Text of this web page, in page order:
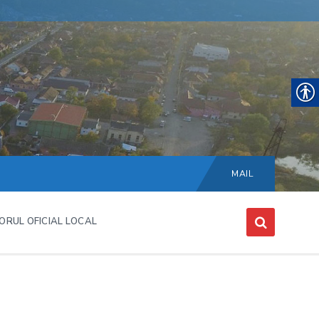
Choose
language:
MAIL
OFICIAL LOCAL